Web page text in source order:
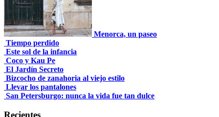
Menorca, un paseo
Tiempo perdido
Este sol de la infancia
Coco y Kau Pe
El Jardín Secreto
Bizcocho de zanahoria al viejo estilo
Llevar los pantalones
San Petersburgo: nunca la vida fue tan dulce
Recientes